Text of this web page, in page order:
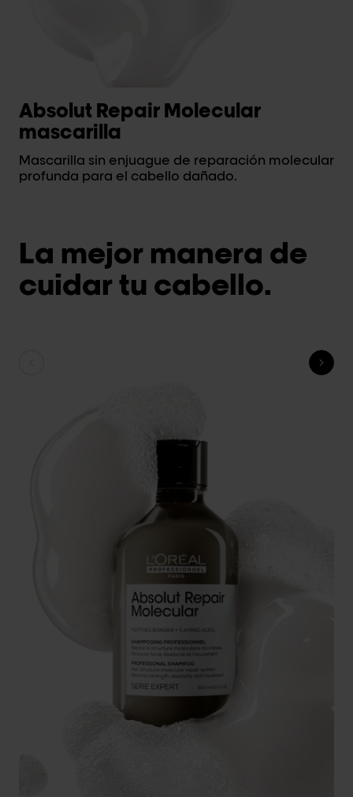
Absolut Repair Molecular
mascarilla
Mascarilla sin enjuague de reparación molecular
profunda para el cabello dañado.
La mejor manera de
cuidar tu cabello.